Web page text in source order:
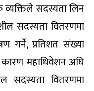
सदस्यता लिन
सदस्यता वितरणमा
गर्ने, प्रतिशत संख्या
महाधिवेशन अघि
सदस्यता वितरणमा